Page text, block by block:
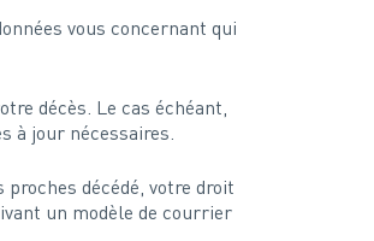
vous concernant qui
décès. Le cas échéant,
à jour nécessaires.
décédé, votre droit
un modèle de courrier